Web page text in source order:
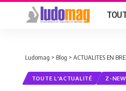
Ludomag > Blog > ACTUALITES EN
TOUTE L'ACTUALITÉ Z-